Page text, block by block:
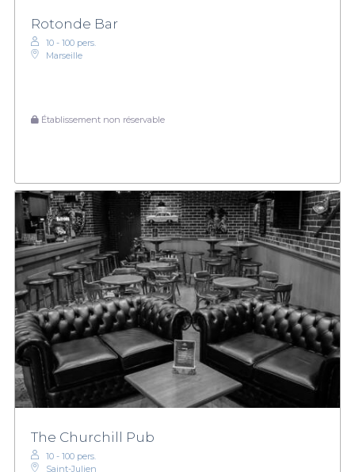
Rotonde Bar
10 - 100 pers.
Marseille
Établissement non réservable
The Churchill Pub
10 - 100 pers.
Saint-Julien